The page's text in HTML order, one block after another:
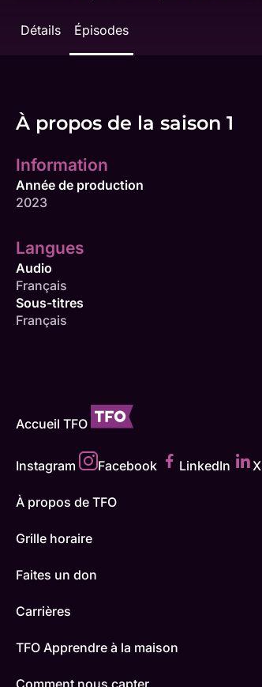
Détails Épisodes
À propos de la saison 1
Information
Année de production
2023
Langues
Audio
Français
Sous-titres
Français
Accueil TFO
Instagram Facebook LinkedIn X
À propos de TFO
Grille horaire
Faites un don
Carrières
TFO Apprendre à la maison